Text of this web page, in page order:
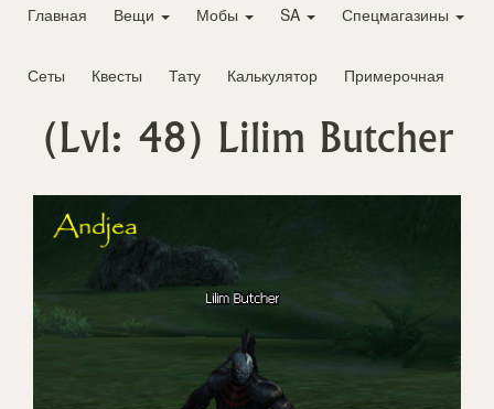
Главная Вещи Мобы SA Спецмагазины
Сеты Квесты Тату Калькулятор Примерочная
(Lvl: 48) Lilim Butcher